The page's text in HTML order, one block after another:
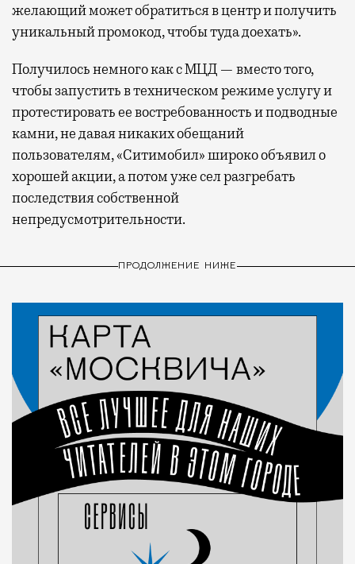
желающий может обратиться в центр и получить
уникальный промокод, чтобы туда доехать».
Получилось немного как с МЦД — вместо того,
чтобы запустить в техническом режиме услугу и
протестировать ее востребованность и подводные
камни, не давая никаких обещаний
пользователям, «Ситимобил» широко объявил о
хорошей акции, а потом уже сел разгребать
последствия собственной
непредусмотрительности.
ПРОДОЛЖЕНИЕ НИЖЕ